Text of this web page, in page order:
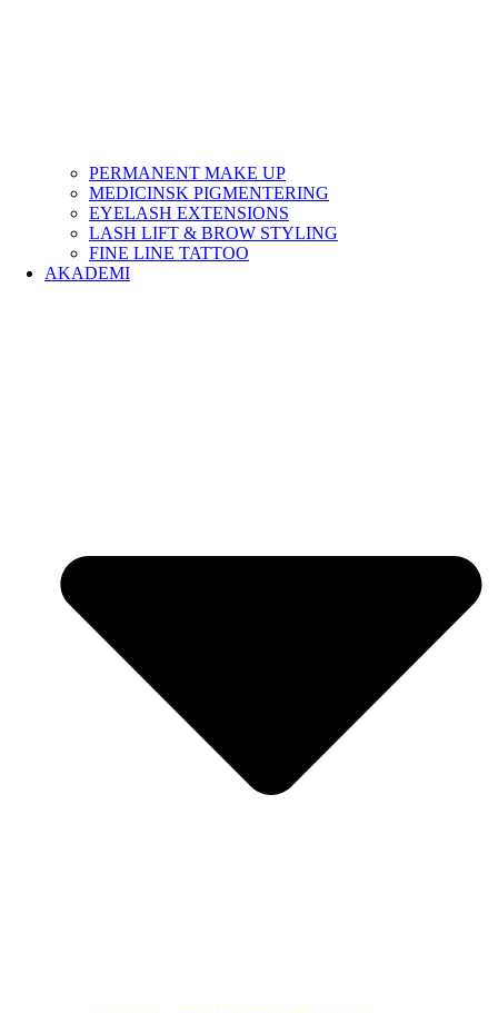
PERMANENT MAKE UP
MEDICINSK PIGMENTERING
EYELASH EXTENSIONS
LASH LIFT & BROW STYLING
FINE LINE TATTOO
AKADEMI